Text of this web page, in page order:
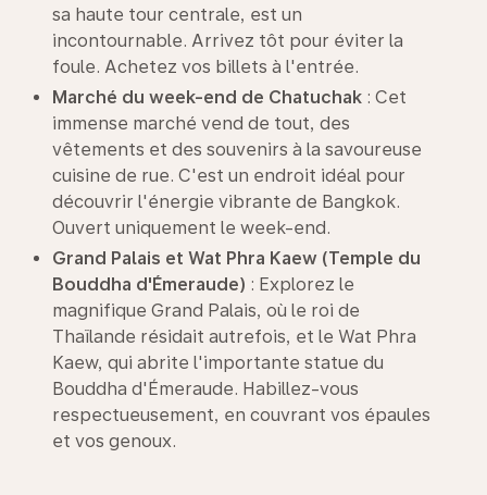
sa haute tour centrale, est un
incontournable. Arrivez tôt pour éviter la
foule. Achetez vos billets à l'entrée.
Marché du week-end de Chatuchak : Cet
immense marché vend de tout, des
vêtements et des souvenirs à la savoureuse
cuisine de rue. C'est un endroit idéal pour
découvrir l'énergie vibrante de Bangkok.
Ouvert uniquement le week-end.
Grand Palais et Wat Phra Kaew (Temple du
Bouddha d'Émeraude) : Explorez le
magnifique Grand Palais, où le roi de
Thaïlande résidait autrefois, et le Wat Phra
Kaew, qui abrite l'importante statue du
Bouddha d'Émeraude. Habillez-vous
respectueusement, en couvrant vos épaules
et vos genoux.